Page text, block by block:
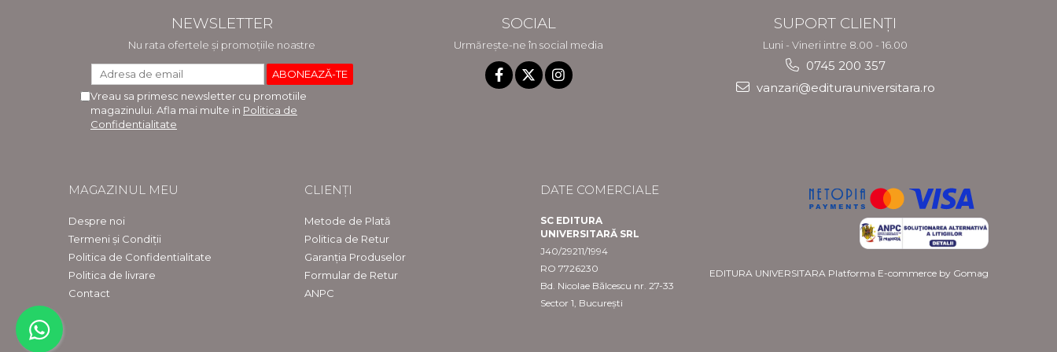
NEWSLETTER
Nu rata ofertele și promoțiile noastre
Vreau sa primesc newsletter cu promotiile
magazinului. Afla mai multe in Politica de
Confidentialitate
SOCIAL
Urmărește-ne în social media
SUPORT CLIENȚI
Luni - Vineri intre 8.00 - 16.00
0745 200 357
vanzari@editurauniversitara.ro
MAGAZINUL MEU
Despre noi
Termeni și Condiții
Politica de Confidentialitate
Politica de livrare
Contact
CLIENȚI
Metode de Plată
Politica de Retur
Garanția Produselor
Formular de Retur
ANPC
DATE COMERCIALE
SC EDITURA
UNIVERSITARĂ SRL
J40/29211/1994
RO 7726230
Bd. Nicolae Bălcescu nr. 27-33
Sector 1, București
EDITURA UNIVERSITARA Platforma E-commerce by Gomag